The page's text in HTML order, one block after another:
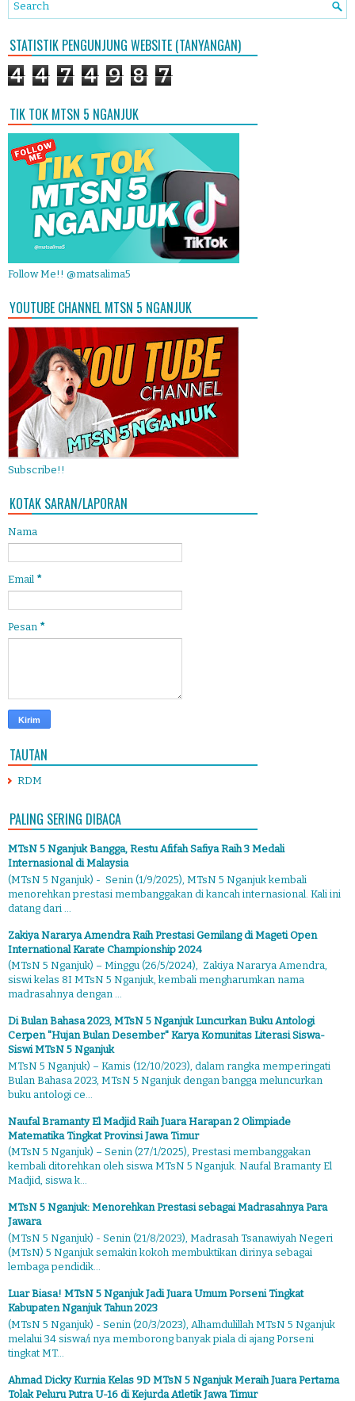
STATISTIK PENGUNJUNG WEBSITE (TANYANGAN)
4 4 7 4 9 8 7
TIK TOK MTSN 5 NGANJUK
Follow Me!! @matsalima5
YOUTUBE CHANNEL MTSN 5 NGANJUK
Subscribe!!
KOTAK SARAN/LAPORAN
Nama
Email *
Pesan *
TAUTAN
RDM
PALING SERING DIBACA
MTsN 5 Nganjuk Bangga, Restu Afifah Safiya Raih 3 Medali
Internasional di Malaysia
(MTsN 5 Nganjuk) - Senin (1/9/2025), MTsN 5 Nganjuk kembali
menorehkan prestasi membanggakan di kancah internasional. Kali ini
datang dari ...
Zakiya Nararya Amendra Raih Prestasi Gemilang di Mageti Open
International Karate Championship 2024
(MTsN 5 Nganjuk) – Minggu (26/5/2024), Zakiya Nararya Amendra,
siswi kelas 8I MTsN 5 Nganjuk, kembali mengharumkan nama
madrasahnya dengan ...
Di Bulan Bahasa 2023, MTsN 5 Nganjuk Luncurkan Buku Antologi
Cerpen "Hujan Bulan Desember" Karya Komunitas Literasi Siswa-
Siswi MTsN 5 Nganjuk
MTsN 5 Nganjuk) – Kamis (12/10/2023), dalam rangka memperingati
Bulan Bahasa 2023, MTsN 5 Nganjuk dengan bangga meluncurkan
buku antologi ce...
Naufal Bramanty El Madjid Raih Juara Harapan 2 Olimpiade
Matematika Tingkat Provinsi Jawa Timur
(MTsN 5 Nganjuk) – Senin (27/1/2025), Prestasi membanggakan
kembali ditorehkan oleh siswa MTsN 5 Nganjuk. Naufal Bramanty El
Madjid, siswa k...
MTsN 5 Nganjuk: Menorehkan Prestasi sebagai Madrasahnya Para
Jawara
(MTsN 5 Nganjuk) - Senin (21/8/2023), Madrasah Tsanawiyah Negeri
(MTsN) 5 Nganjuk semakin kokoh membuktikan dirinya sebagai
lembaga pendidik...
Luar Biasa! MTsN 5 Nganjuk Jadi Juara Umum Porseni Tingkat
Kabupaten Nganjuk Tahun 2023
(MTsN 5 Nganjuk) - Senin (20/3/2023), Alhamdulillah MTsN 5 Nganjuk
melalui 34 siswa/i nya memborong banyak piala di ajang Porseni
tingkat MT...
Ahmad Dicky Kurnia Kelas 9D MTsN 5 Nganjuk Meraih Juara Pertama
Tolak Peluru Putra U-16 di Kejurda Atletik Jawa Timur